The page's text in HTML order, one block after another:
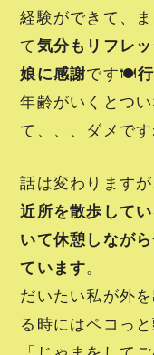
経験ができて、
て 気分もリフレ
娘に感謝です🍽
年齢がいくとつ
て、、、ダメで
話は変わります
近所を散歩して
いて休憩しなが
ています。
だいたい私が外
る時にはペコっ